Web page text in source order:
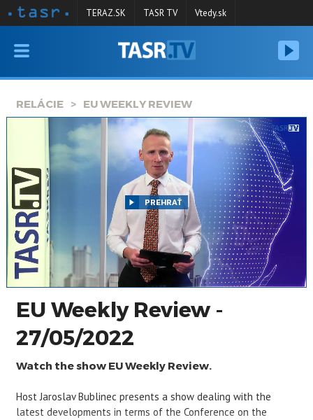
VYSIELANIE
SPRAVODAJSTVO
KONTAKT
ARCHÍV
TERAZ.SK TASR TV Vtedy.sk
RELÁCIE EU WEEKLY REVIEW
PREHRAŤ
EU Weekly Review -
27/05/2022
Watch the show EU Weekly Review.
Host Jaroslav Bublinec presents a show dealing with the
latest developments in terms of the Conference on the